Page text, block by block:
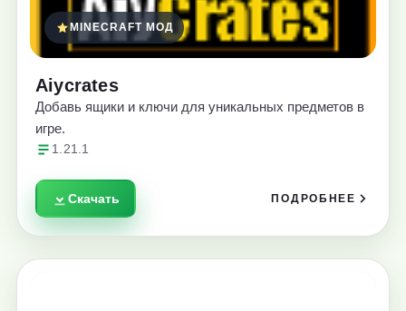
MINECRAFT МОД
Aiycrates
Добавь ящики и ключи для уникальных предметов в
игре.
1.21.1
Скачать ПОДРОБНЕЕ